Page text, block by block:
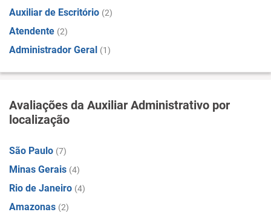
Auxiliar de Escritório (2)
Atendente (2)
Administrador Geral (1)
Avaliações da Auxiliar Administrativo por
localização
São Paulo (7)
Minas Gerais (4)
Rio de Janeiro (4)
Amazonas (2)